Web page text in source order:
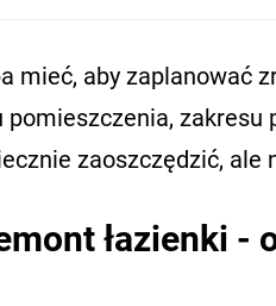
mieć, aby zaplanować
zaoszczędzić, ale
łazienki -